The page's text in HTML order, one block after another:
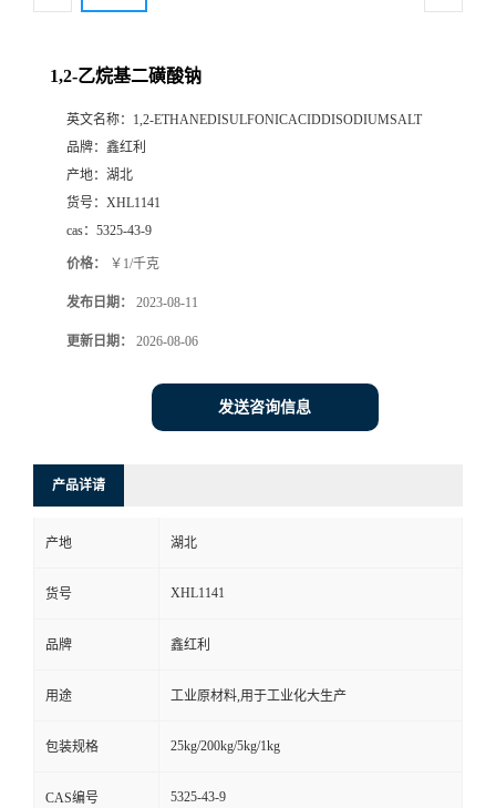
1,2-乙烷基二磺酸钠
英文名称： 1,2-ETHANEDISULFONICACIDDISODIUMSALT
品牌： 鑫红利
产地： 湖北
货号： XHL1141
cas： 5325-43-9
价格： ￥1/千克
发布日期： 2023-08-11
更新日期： 2026-08-06
发送咨询信息
产品详请
产地 湖北
货号 XHL1141
品牌 鑫红利
用途 工业原材料,用于工业化大生产
包装规格 25kg/200kg/5kg/1kg
CAS编号 5325-43-9